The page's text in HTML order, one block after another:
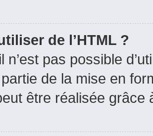
de l’HTML ?
n’est pas possible
de la mise en
être réalisée grâce